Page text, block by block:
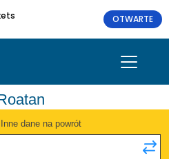
OTWARTE
Inne dane na powrót